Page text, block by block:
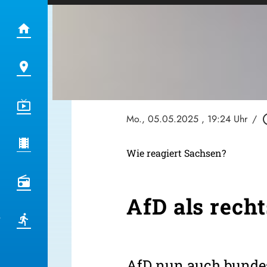
Mo., 05.05.2025 , 19:24 Uhr /
Wie reagiert Sachsen?
AfD als